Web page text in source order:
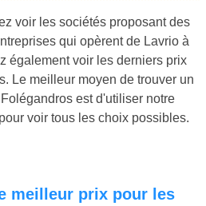
voir les sociétés proposant des
qui opèrent de Lavrio à
également voir les derniers prix
Le meilleur moyen de trouver un
est d'utiliser notre
voir tous les choix possibles.